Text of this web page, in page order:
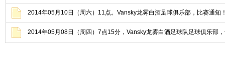
2014年05月10日（周六）11点。Vansky龙雾白酒足球俱乐部，比赛通知
2014年05月08日（周四）7点15分，Vansky龙雾白酒足球队足球俱乐部